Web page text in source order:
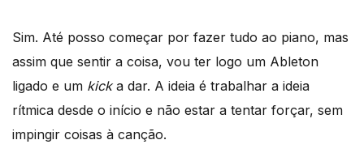
Sim. Até posso começar por fazer tudo ao piano, mas
assim que sentir a coisa, vou ter logo um Ableton
ligado e um kick a dar. A ideia é trabalhar a ideia
rítmica desde o início e não estar a tentar forçar, sem
impingir coisas à canção.